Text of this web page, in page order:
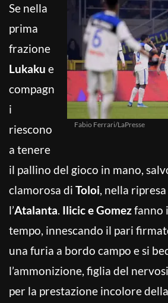
Fabio Ferrari/LaPresse
Se nella
prima
frazione
Lukaku e
compagn
i
riescono
a tenere
il pallino del gioco in mano,
clamorosa di Toloi, nella ripresa
l’Atalanta. Ilicic e Gomezfanno
tempo, innescando il pari
una furia a bordo campo e si
l’ammonizione, figlia del
per la prestazione incolore